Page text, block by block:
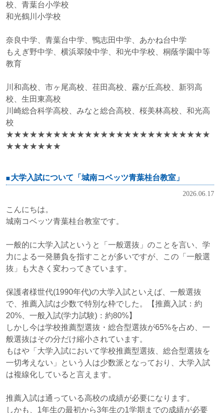
校、青葉台小学校
和光鶴川小学校
奈良中学、青葉台中学、鴨志田中学、あかね台中学
もえぎ野中学、横浜翠陵中学、和光中学校、桐蔭学園中等
教育
川和高校、市ヶ尾高校、荏田高校、霧が丘高校、新羽高
校、生田東高校
川崎総合科学高校、みなと総合高校、桜美林高校、和光高
校
★★★★★★★★★★★★★★★★★★★★★★★★★★
★★★★★★★
大学入試について「城南コベッツ青葉桂台教室」
2026.06.17
こんにちは。
城南コベッツ青葉桂台教室です。
一般的に大学入試というと「一般選抜」のことを言い、学
力による一発勝負を指すことが多いですが、この「一般選
抜」も大きく変わってきています。
保護者様世代(1990年代)の大学入試といえば、一般選抜
で、推薦入試は少数で特別な枠でした。【推薦入試：約
20%、一般入試(学力試験)：約80%】
しかし今は学校推薦型選抜・総合型選抜が65%を占め、一
般選抜はその分だけ縮小されています。
もはや「大学入試において学校推薦型選抜、総合型選抜を
一切考えない」という人は少数派となっており、大学入試
は複線化していると言えます。
推薦入試は通っている高校の成績が必要になります。
しかも、1年生の最初から3年生の1学期までの成績が必要